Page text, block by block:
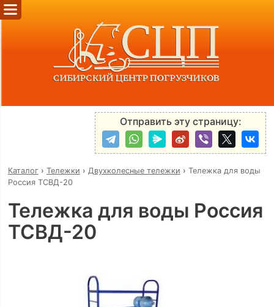
Отправить эту страницу:
Каталог› Тележки › Двухколесные тележки › Тележка для воды
Россия ТСВД-20
Тележка для воды Россия
ТСВД-20